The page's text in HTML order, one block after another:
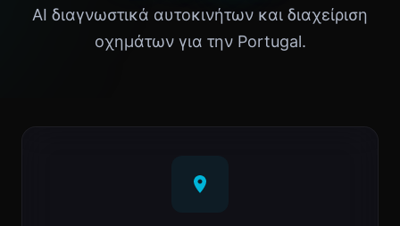
AI διαγνωστικά αυτοκινήτων και διαχείριση
οχημάτων για την Portugal.